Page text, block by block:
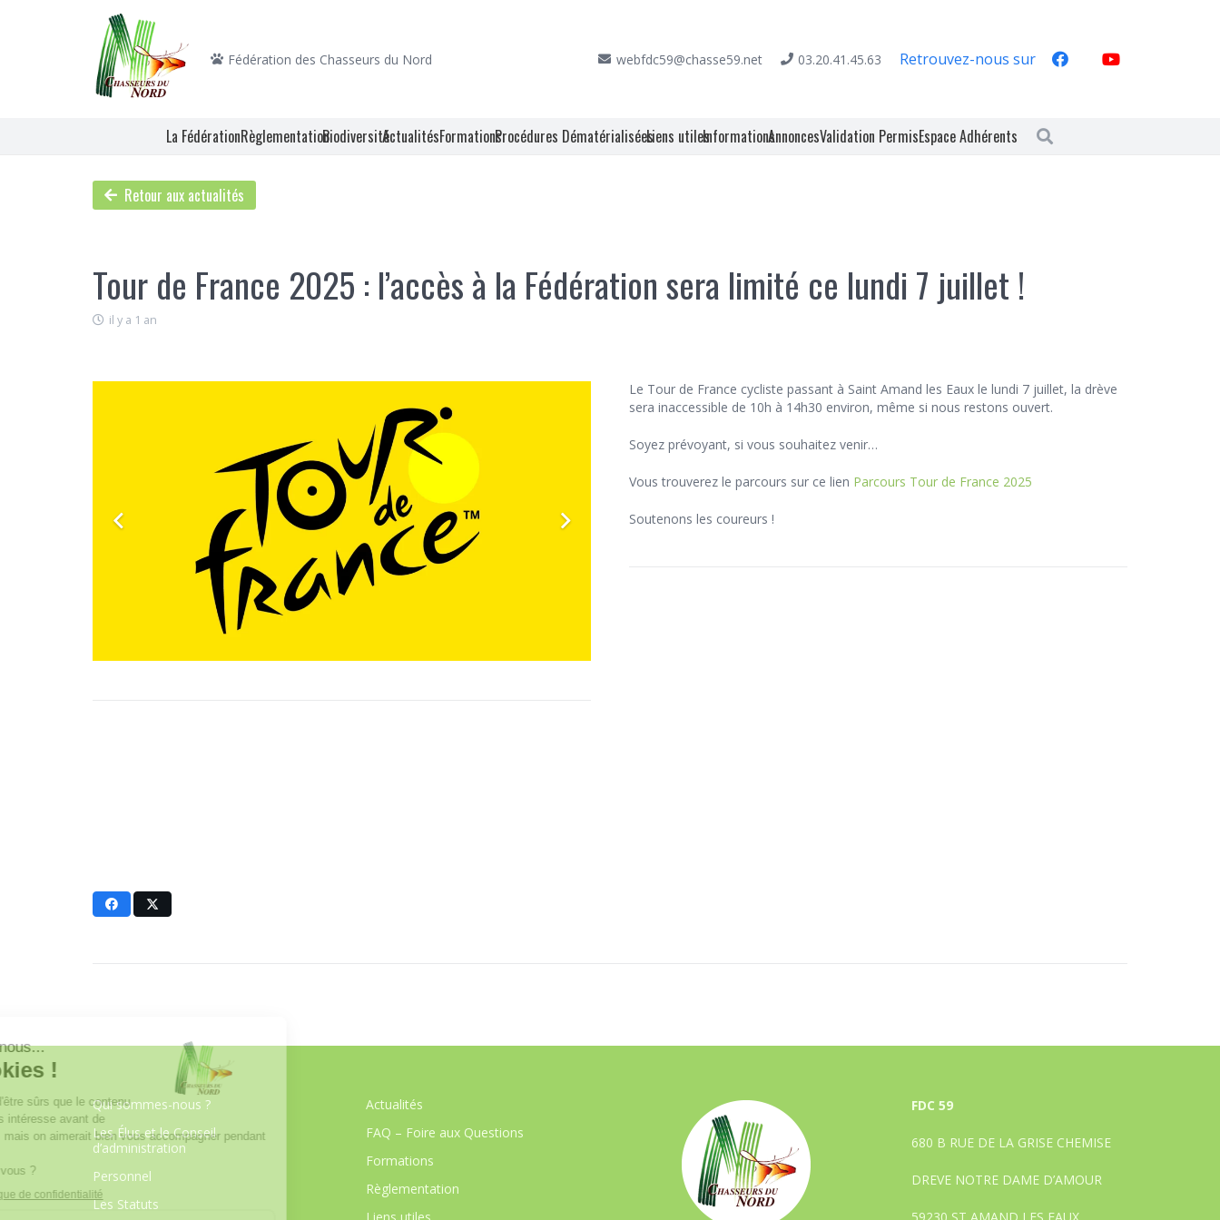
Fédération des Chasseurs du Nord webfdc59@chasse59.net 03.20.41.45.63 Retrouvez-nous sur
La FédérationRèglementationBiodiversitéActualitésFormationsProcédures DématérialiséesLiens utilesInformationsAnnoncesValidation PermisEspace Adhérents
Retour aux actualités
Tour de France 2025 : l’accès à la Fédération sera limité ce lundi 7 juillet !
il y a 1 an
Le Tour de France cycliste passant à Saint Amand les Eaux le lundi 7 juillet, la drève
sera inaccessible de 10h à 14h30 environ, même si nous restons ouvert.
Soyez prévoyant, si vous souhaitez venir…
Vous trouverez le parcours sur ce lien Parcours Tour de France 2025
Soutenons les coureurs !
Qui sommes-nous ?
Les Élus et le Conseil
d’administration
Personnel
Les Statuts
Actualités
FAQ – Foire aux Questions
Formations
Règlementation
FDC 59
680 B RUE DE LA GRISE CHEMISE
DREVE NOTRE DAME D’AMOUR